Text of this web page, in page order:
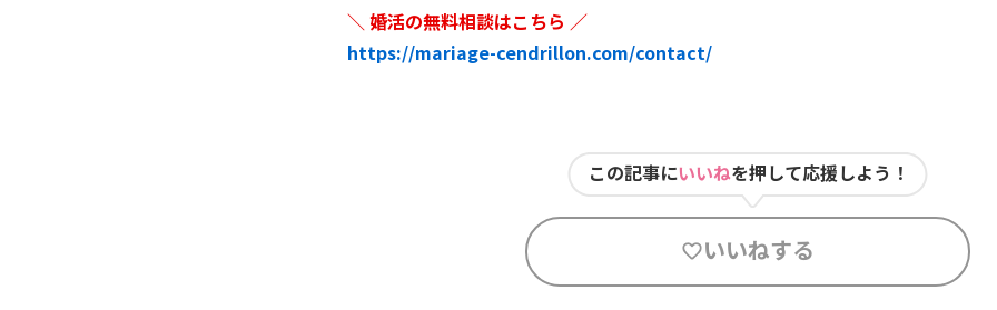
＼ 婚活の無料相談はこちら ／
https://mariage-cendrillon.com/contact/
この記事にいいねを押して応援しよう！
いいねする